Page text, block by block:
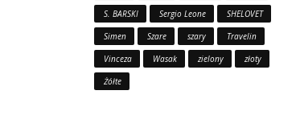
S. BARSKI
Sergio Leone
SHELOVET
Simen
Szare szary
Travelin
Vinceza
Wasak zielony
złoty
Żółte